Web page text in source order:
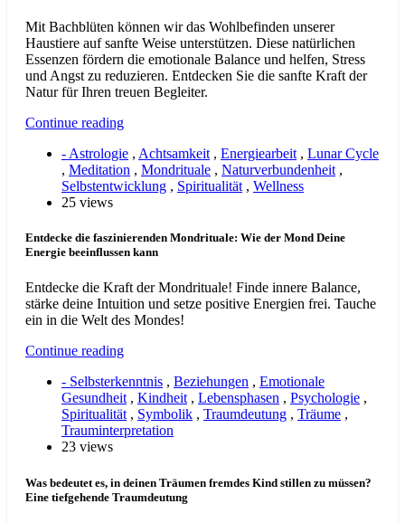
Mit Bachblüten können wir das Wohlbefinden unserer
Haustiere auf sanfte Weise unterstützen. Diese natürlichen
Essenzen fördern die emotionale Balance und helfen, Stress
und Angst zu reduzieren. Entdecken Sie die sanfte Kraft der
Natur für Ihren treuen Begleiter.
Continue reading
- Astrologie , Achtsamkeit , Energiearbeit , Lunar Cycle
, Meditation , Mondrituale , Naturverbundenheit ,
Selbstentwicklung , Spiritualität , Wellness
25 views
Entdecke die faszinierenden Mondrituale: Wie der Mond Deine
Energie beeinflussen kann
Entdecke die Kraft der Mondrituale! Finde innere Balance,
stärke deine Intuition und setze positive Energien frei. Tauche
ein in die Welt des Mondes!
Continue reading
- Selbsterkenntnis , Beziehungen , Emotionale
Gesundheit, Kindheit, Lebensphasen , Psychologie ,
Spiritualität, Symbolik , Traumdeutung , Träume ,
Trauminterpretation
23 views
Was bedeutet es, in deinen Träumen fremdes Kind stillen zu müssen?
Eine tiefgehende Traumdeutung